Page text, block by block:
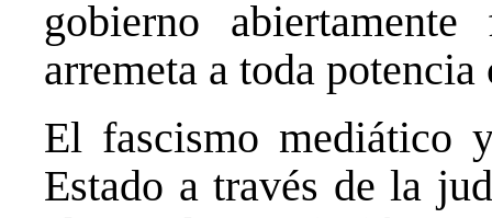
gobierno
arremeta a toda
El fascismo mediático
Estado a través de la